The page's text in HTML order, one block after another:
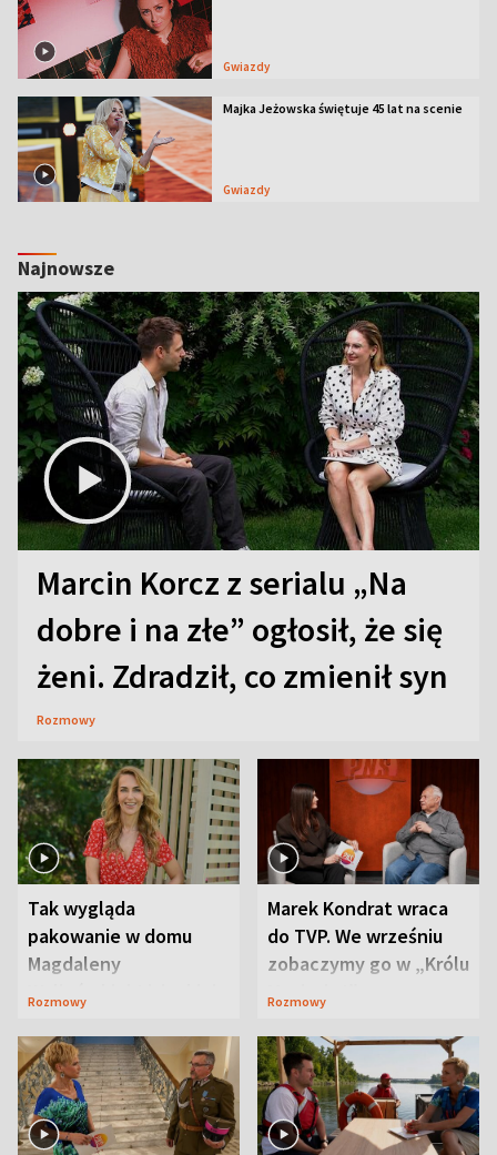
Gwiazdy
Majka Jeżowska świętuje 45 lat na scenie
Gwiazdy
Najnowsze
Marcin Korcz z serialu „Na
dobre i na złe” ogłosił, że się
żeni. Zdradził, co zmienił syn
Rozmowy
Tak wygląda
pakowanie w domu
Magdaleny
Waligórskiej-Lisieckiej.
Rozmowy
Marek Kondrat wraca
do TVP. We wrześniu
zobaczymy go w „Królu
Maciusiu I”
Rozmowy